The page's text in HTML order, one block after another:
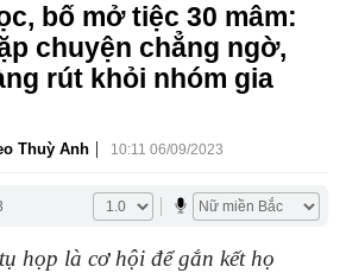
bố mở tiệc 30 mâm:
chuyện chẳng ngờ,
rút khỏi nhóm gia
Thuỳ Anh | 10:11 06/09/2023
họp là cơ hội để gắn kết họ